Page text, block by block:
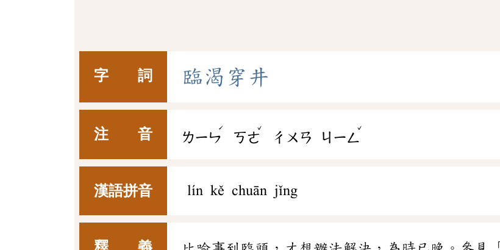
字 詞 臨渴 穿 井
注 音 ㄌㄧㄣ
ˊ
ㄎㄜ
ˇ
ㄔㄨㄢ ㄐㄧㄥ
ˇ
漢語拼音 lín kě chuān jǐng